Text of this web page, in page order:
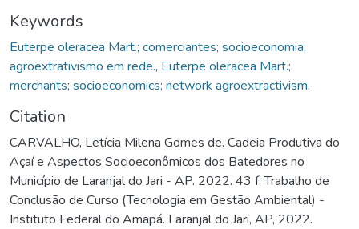
Keywords
Euterpe oleracea Mart.; comerciantes; socioeconomia;
agroextrativismo em rede., Euterpe oleracea Mart.;
merchants; socioeconomics; network agroextractivism.
Citation
CARVALHO, Letícia Milena Gomes de. Cadeia Produtiva do
Açaí e Aspectos Socioeconômicos dos Batedores no
Município de Laranjal do Jari - AP. 2022. 43 f. Trabalho de
Conclusão de Curso (Tecnologia em Gestão Ambiental) -
Instituto Federal do Amapá. Laranjal do Jari, AP, 2022.